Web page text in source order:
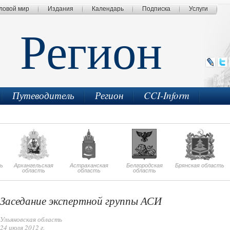
мир Издания Календарь Подписка Услуги
Регион
Путеводитель Регион CCI-Inform
Архангельская
область
Астраханская
область
Белгородская
область
Брянская область
Заседание экспертной группы АСИ
Ульяновская область
24 июля 2012 г.